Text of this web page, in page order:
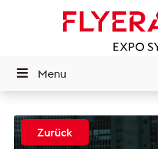
Menu
Zurück